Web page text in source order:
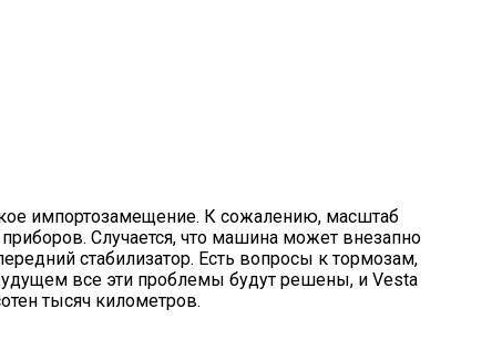
импортозамещение. К сожалению, масштаб
Случается, что машина может внезапно
стабилизатор. Есть вопросы к тормозам,
все эти проблемы будут решены, и Vesta
тысяч километров.